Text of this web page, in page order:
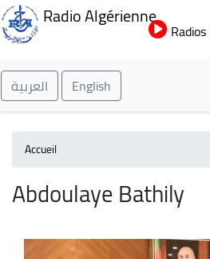
au
Radio Algérienne
Radios
العربية English
Accueil
Abdoulaye Bathily